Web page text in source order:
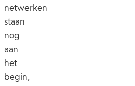
netwerken
staan
nog
aan
het
begin,